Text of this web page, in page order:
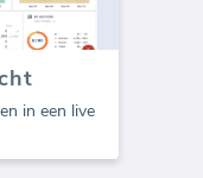
in een live